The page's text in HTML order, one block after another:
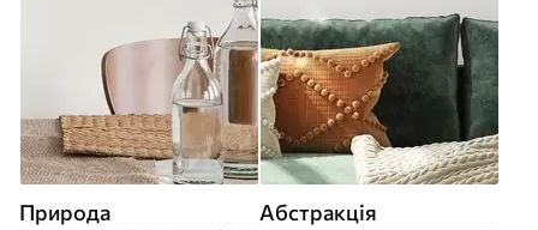
Природа Абстракція